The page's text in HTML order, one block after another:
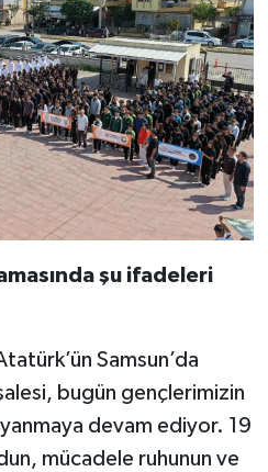
şu ifadeleri
Samsun’da
bugün gençlerimizin
devam ediyor. 19
mücadele ruhunun ve